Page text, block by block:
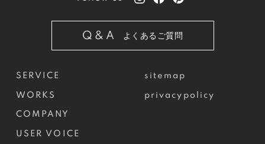
SERVICE
WORKS
COMPANY
USER VOICE
sitemap
privacypolicy
Q&A よくあるご質問